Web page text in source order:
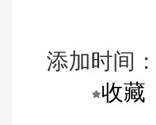
添加时间
收藏